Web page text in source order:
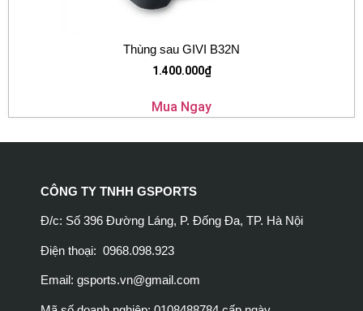
Thùng sau GIVI B32N
1.400.000₫
Mua Ngay
CÔNG TY TNHH GSPORTS
Đ/c: Số 396 Đường Láng, P. Đống Đa, TP. Hà Nội
Điện thoại: 0968.098.923
Email: gsports.vn@gmail.com